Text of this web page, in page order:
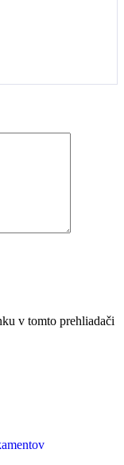
v tomto prehliadači